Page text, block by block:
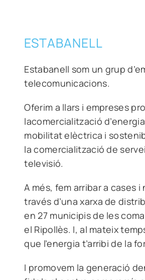
ESTABANELL
Estabanell som un grup
telecomunicacions.
Oferim a llars i empreses
lacomercialització
mobilitat elèctrica i
la comercialització de
televisió.
A més, fem arribar a cases
través d’unaxarxa de
en 27 municipis de les
el Ripollès. I, al mateix
que l’energia t’arribi de la
I promovem la generació